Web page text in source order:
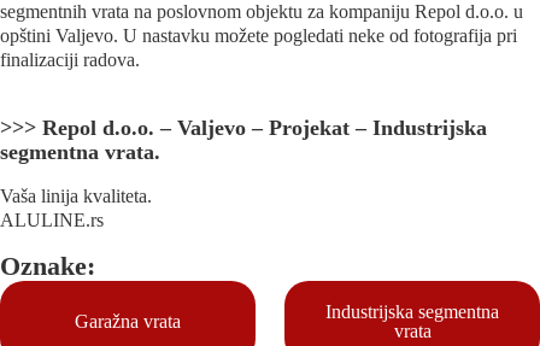
segmentnih vrata na poslovnom objektu za kompaniju Repol d.o.o. u
opštini Valjevo. U nastavku možete pogledati neke od fotografija pri
finalizaciji radova.
>>> Repol d.o.o. – Valjevo – Projekat – Industrijska
segmentna vrata.
Vaša linija kvaliteta.
ALULINE.rs
Oznake:
Garažna vrata
Industrijska segmentna
vrata